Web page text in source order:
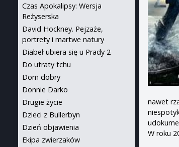
nawet
W roku
Czas Apokalipsy: Wersja
Reżyserska
David Hockney. Pejzaże,
portrety i martwe natury
Diabeł ubiera się u Prady 2
Do utraty tchu
Dom dobry
Donnie Darko
Drugie życie
Dzieci z Bullerbyn
Dzień objawienia
Ekipa zwierzaków